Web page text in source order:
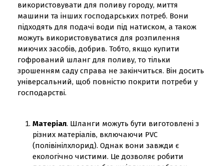
використовувати для поливу городу, миття
машини та інших господарських потреб. Вони
підходять для подачі води під натиском, а також
можуть використовуватися для розпилення
миючих засобів, добрив. Тобто, якщо купити
гофрований шланг для поливу, то тільки
зрошенням саду справа не закінчиться. Він досить
універсальний, щоб повністю покрити потреби у
господарстві.
Матеріал. Шланги можуть бути виготовлені з
різних матеріалів, включаючи PVC
(полівінілхлорид). Однак вони завжди є
екологічно чистими. Це дозволяє робити